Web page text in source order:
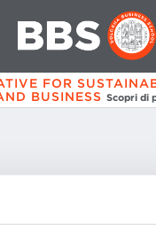
FOR
BUSINESS Scopri di